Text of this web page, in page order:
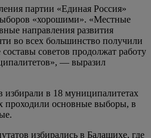
партии «Единая Россия»
«хорошими». «Местные
направления развития
во всех большинство получили
советов продолжат работу
— выразил
избирали в 18 муниципалитетах
проходили основные выборы, в
избирались в Балашихе, где